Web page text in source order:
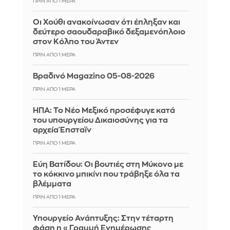
ΠΡΙΝ ΑΠΌ 1 ΜΈΡΑ
Οι Χούθι ανακοίνωσαν ότι έπληξαν και
δεύτερο σαουδαραβικό δεξαμενόπλοιο
στον Κόλπο του Άντεν
ΠΡΙΝ ΑΠΌ 1 ΜΈΡΑ
Βραδινό Magazino 05-08-2026
ΠΡΙΝ ΑΠΌ 1 ΜΈΡΑ
ΗΠΑ: Το Νέο Μεξικό προσέφυγε κατά
του υπουργείου Δικαιοσύνης για τα
αρχεία Έπσταϊν
ΠΡΙΝ ΑΠΌ 1 ΜΈΡΑ
Εύη Βατίδου: Οι βουτιές στη Μύκονο με
το κόκκινο μπικίνι που τράβηξε όλα τα
βλέμματα
ΠΡΙΝ ΑΠΌ 1 ΜΈΡΑ
Υπουργείο Ανάπτυξης: Στην τέταρτη
φάση η «Γραμμή Ενημέρωσης